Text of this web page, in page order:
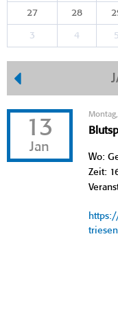
27 28
3 4 5
13
Jan
Wo:
Zeit: